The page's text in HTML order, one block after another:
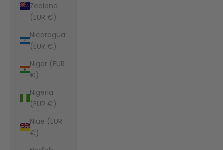
Zealand
(EUR €)
Nicaragua
(EUR €)
Niger (EUR
€)
Nigeria
(EUR €)
Niue (EUR
€)